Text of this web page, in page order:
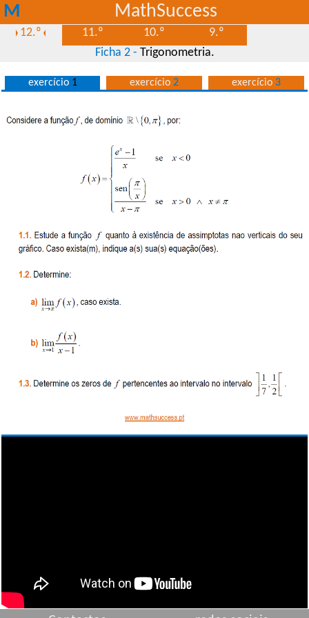
M
S
MathSuccess
12.º 11.º 10.º
9.º
Ficha 2 - Trigonometria.
exercício 1 exercício2 exercício 3